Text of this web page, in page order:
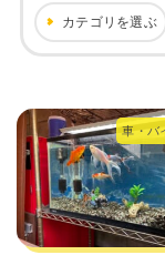
カテゴリを選ぶ
車・バ